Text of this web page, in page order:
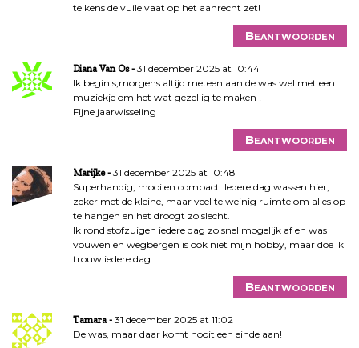
telkens de vuile vaat op het aanrecht zet!
Beantwoorden
Diana Van Os
31 december 2025 at 10:44
Ik begin s,morgens altijd meteen aan de was wel met een
muziekje om het wat gezellig te maken !
Fijne jaarwisseling
Beantwoorden
Marijke
31 december 2025 at 10:48
Superhandig, mooi en compact. Iedere dag wassen hier,
zeker met de kleine, maar veel te weinig ruimte om alles op
te hangen en het droogt zo slecht.
Ik rond stofzuigen iedere dag zo snel mogelijk af en was
vouwen en wegbergen is ook niet mijn hobby, maar doe ik
trouw iedere dag.
Beantwoorden
Tamara
31 december 2025 at 11:02
De was, maar daar komt nooit een einde aan!